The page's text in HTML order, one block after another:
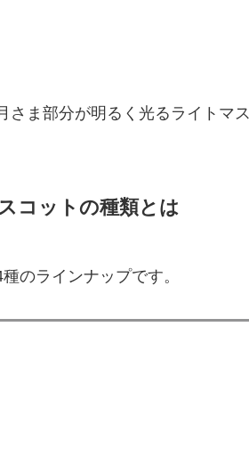
さま部分が明るく光るライトマス
コットの種類とは
のラインナップです。